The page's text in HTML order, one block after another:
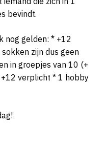
bevindt.
nog gelden: * +12
zijn dus geen
in groepjes van 10 (+
verplicht * 1 hobby